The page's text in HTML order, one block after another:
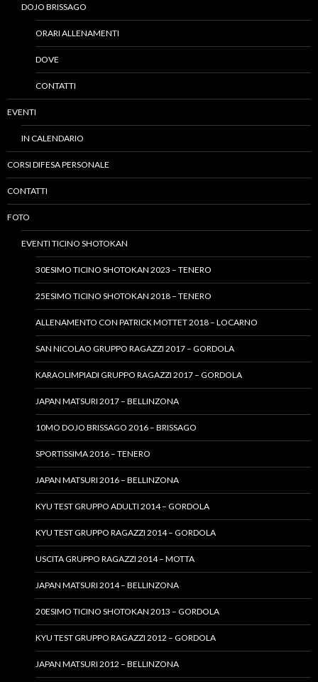
DOJO BRISSAGO
ORARI ALLENAMENTI
DOVE
CONTATTI
EVENTI
IN CALENDARIO
CORSI DIFESA PERSONALE
CONTATTI
FOTO
EVENTI TICINO SHOTOKAN
30ESIMO TICINO SHOTOKAN 2023 – TENERO
25ESIMO TICINO SHOTOKAN 2018 – TENERO
ALLENAMENTO CON PATRICK MOTTET 2018 – LOCARNO
SAN NICOLAO GRUPPO RAGAZZI 2017 – GORDOLA
KARAOLIMPIADI GRUPPO RAGAZZI 2017 – GORDOLA
JAPAN MATSURI 2017 – BELLINZONA
10MO DOJO BRISSAGO 2016 – BRISSAGO
SPORTISSIMA 2016 – TENERO
JAPAN MATSURI 2016 – BELLINZONA
KYU TEST GRUPPO ADULTI 2014 – GORDOLA
KYU TEST GRUPPO RAGAZZI 2014 – GORDOLA
USCITA GRUPPO RAGAZZI 2014 – MOTTA
JAPAN MATSURI 2014 – BELLINZONA
20ESIMO TICINO SHOTOKAN 2013 – GORDOLA
KYU TEST GRUPPO RAGAZZI 2012 – GORDOLA
JAPAN MATSURI 2012 – BELLINZONA